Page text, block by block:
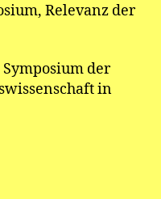
Relevanz der
Symposium der
in